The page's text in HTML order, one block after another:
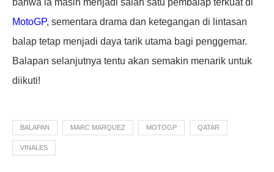
bahwa ia masih menjadi salah satu pembalap terkuat di
MotoGP, sementara drama dan ketegangan di lintasan
balap tetap menjadi daya tarik utama bagi penggemar.
Balapan selanjutnya tentu akan semakin menarik untuk
diikuti!
BALAPAN MARC MARQUEZ MOTOGP QATAR
VINALES